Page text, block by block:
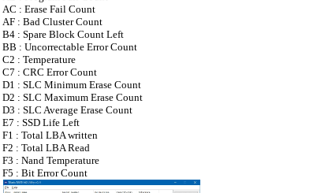
AC : Erase Fail Count
AF : Bad Cluster Count
B4 : Spare Block Count Left
BB : Uncorrectable Error Count
C2 : Temperature
C7 : CRC Error Count
D1 : SLC Minimum Erase Count
D2 : SLC Maximum Erase Count
D3 : SLC Average Erase Count
E7 : SSD Life Left
F1 : Total LBA written
F2 : Total LBA Read
F3 : Nand Temperature
F5 : Bit Error Count